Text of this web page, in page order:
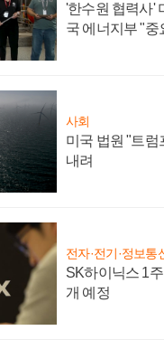
'한수원 협력사'
국 에너지부 "중
사회
미국 법원 "트럼
내려
전자·전기·정보통
SK하이닉스 1
개 예정